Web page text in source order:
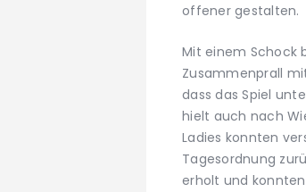
offener gestalten.
Mit einem Schock
Zusammenprall
dass das Spiel
hielt auch nach
Ladies konnten
Tagesordnung
erholt und